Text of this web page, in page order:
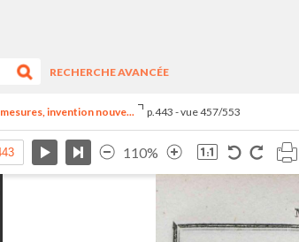
RECHERCHE AVANCÉE
invention nouve... p.443 - vue 457/553
110%